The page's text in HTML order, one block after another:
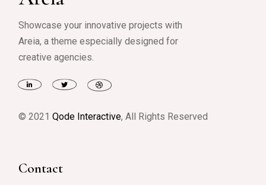
Showcase your innovative projects with
Areia, a theme especially designed for
creative agencies.
© 2021Qode Interactive, All Rights Reserved
Contact